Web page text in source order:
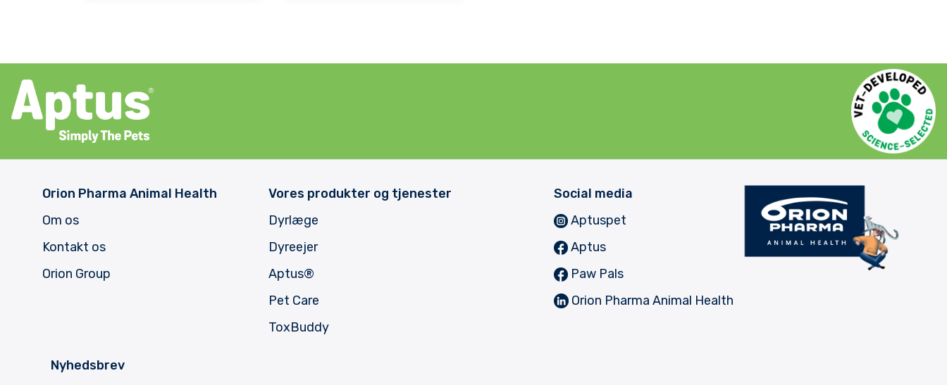
Orion Pharma Animal Health
Om os
Kontakt os
Orion Group
Vores produkter og tjenester
Dyrlæge
Dyreejer
Aptus®
Pet Care
ToxBuddy
Social media
Aptuspet
Aptus
Paw Pals
Orion Pharma Animal Health
Nyhedsbrev